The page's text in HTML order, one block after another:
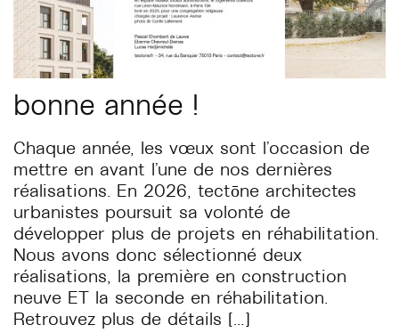
bonne année !
Chaque année, les vœux sont l’occasion de
mettre en avant l’une de nos dernières
réalisations. En 2026, tectōne architectes
urbanistes poursuit sa volonté de
développer plus de projets en réhabilitation.
Nous avons donc sélectionné deux
réalisations, la première en construction
neuve ET la seconde en réhabilitation.
Retrouvez plus de détails […]